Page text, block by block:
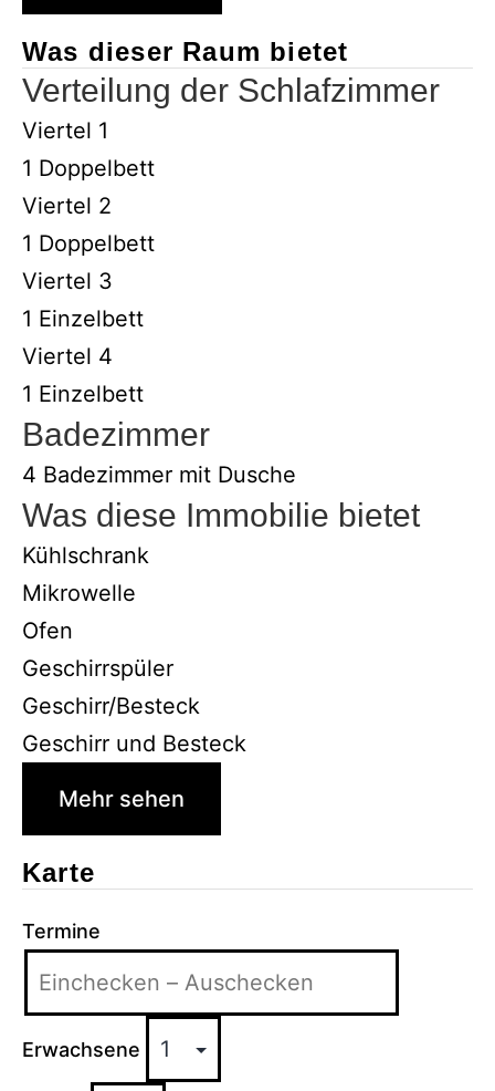
Was dieser Raum bietet
Verteilung der Schlafzimmer
Viertel 1
1 Doppelbett
Viertel 2
1 Doppelbett
Viertel 3
1 Einzelbett
Viertel 4
1 Einzelbett
Badezimmer
4 Badezimmer mit Dusche
Was diese Immobilie bietet
Kühlschrank
Mikrowelle
Ofen
Geschirrspüler
Geschirr/Besteck
Geschirr und Besteck
Mehr sehen
Karte
Termine
Erwachsene